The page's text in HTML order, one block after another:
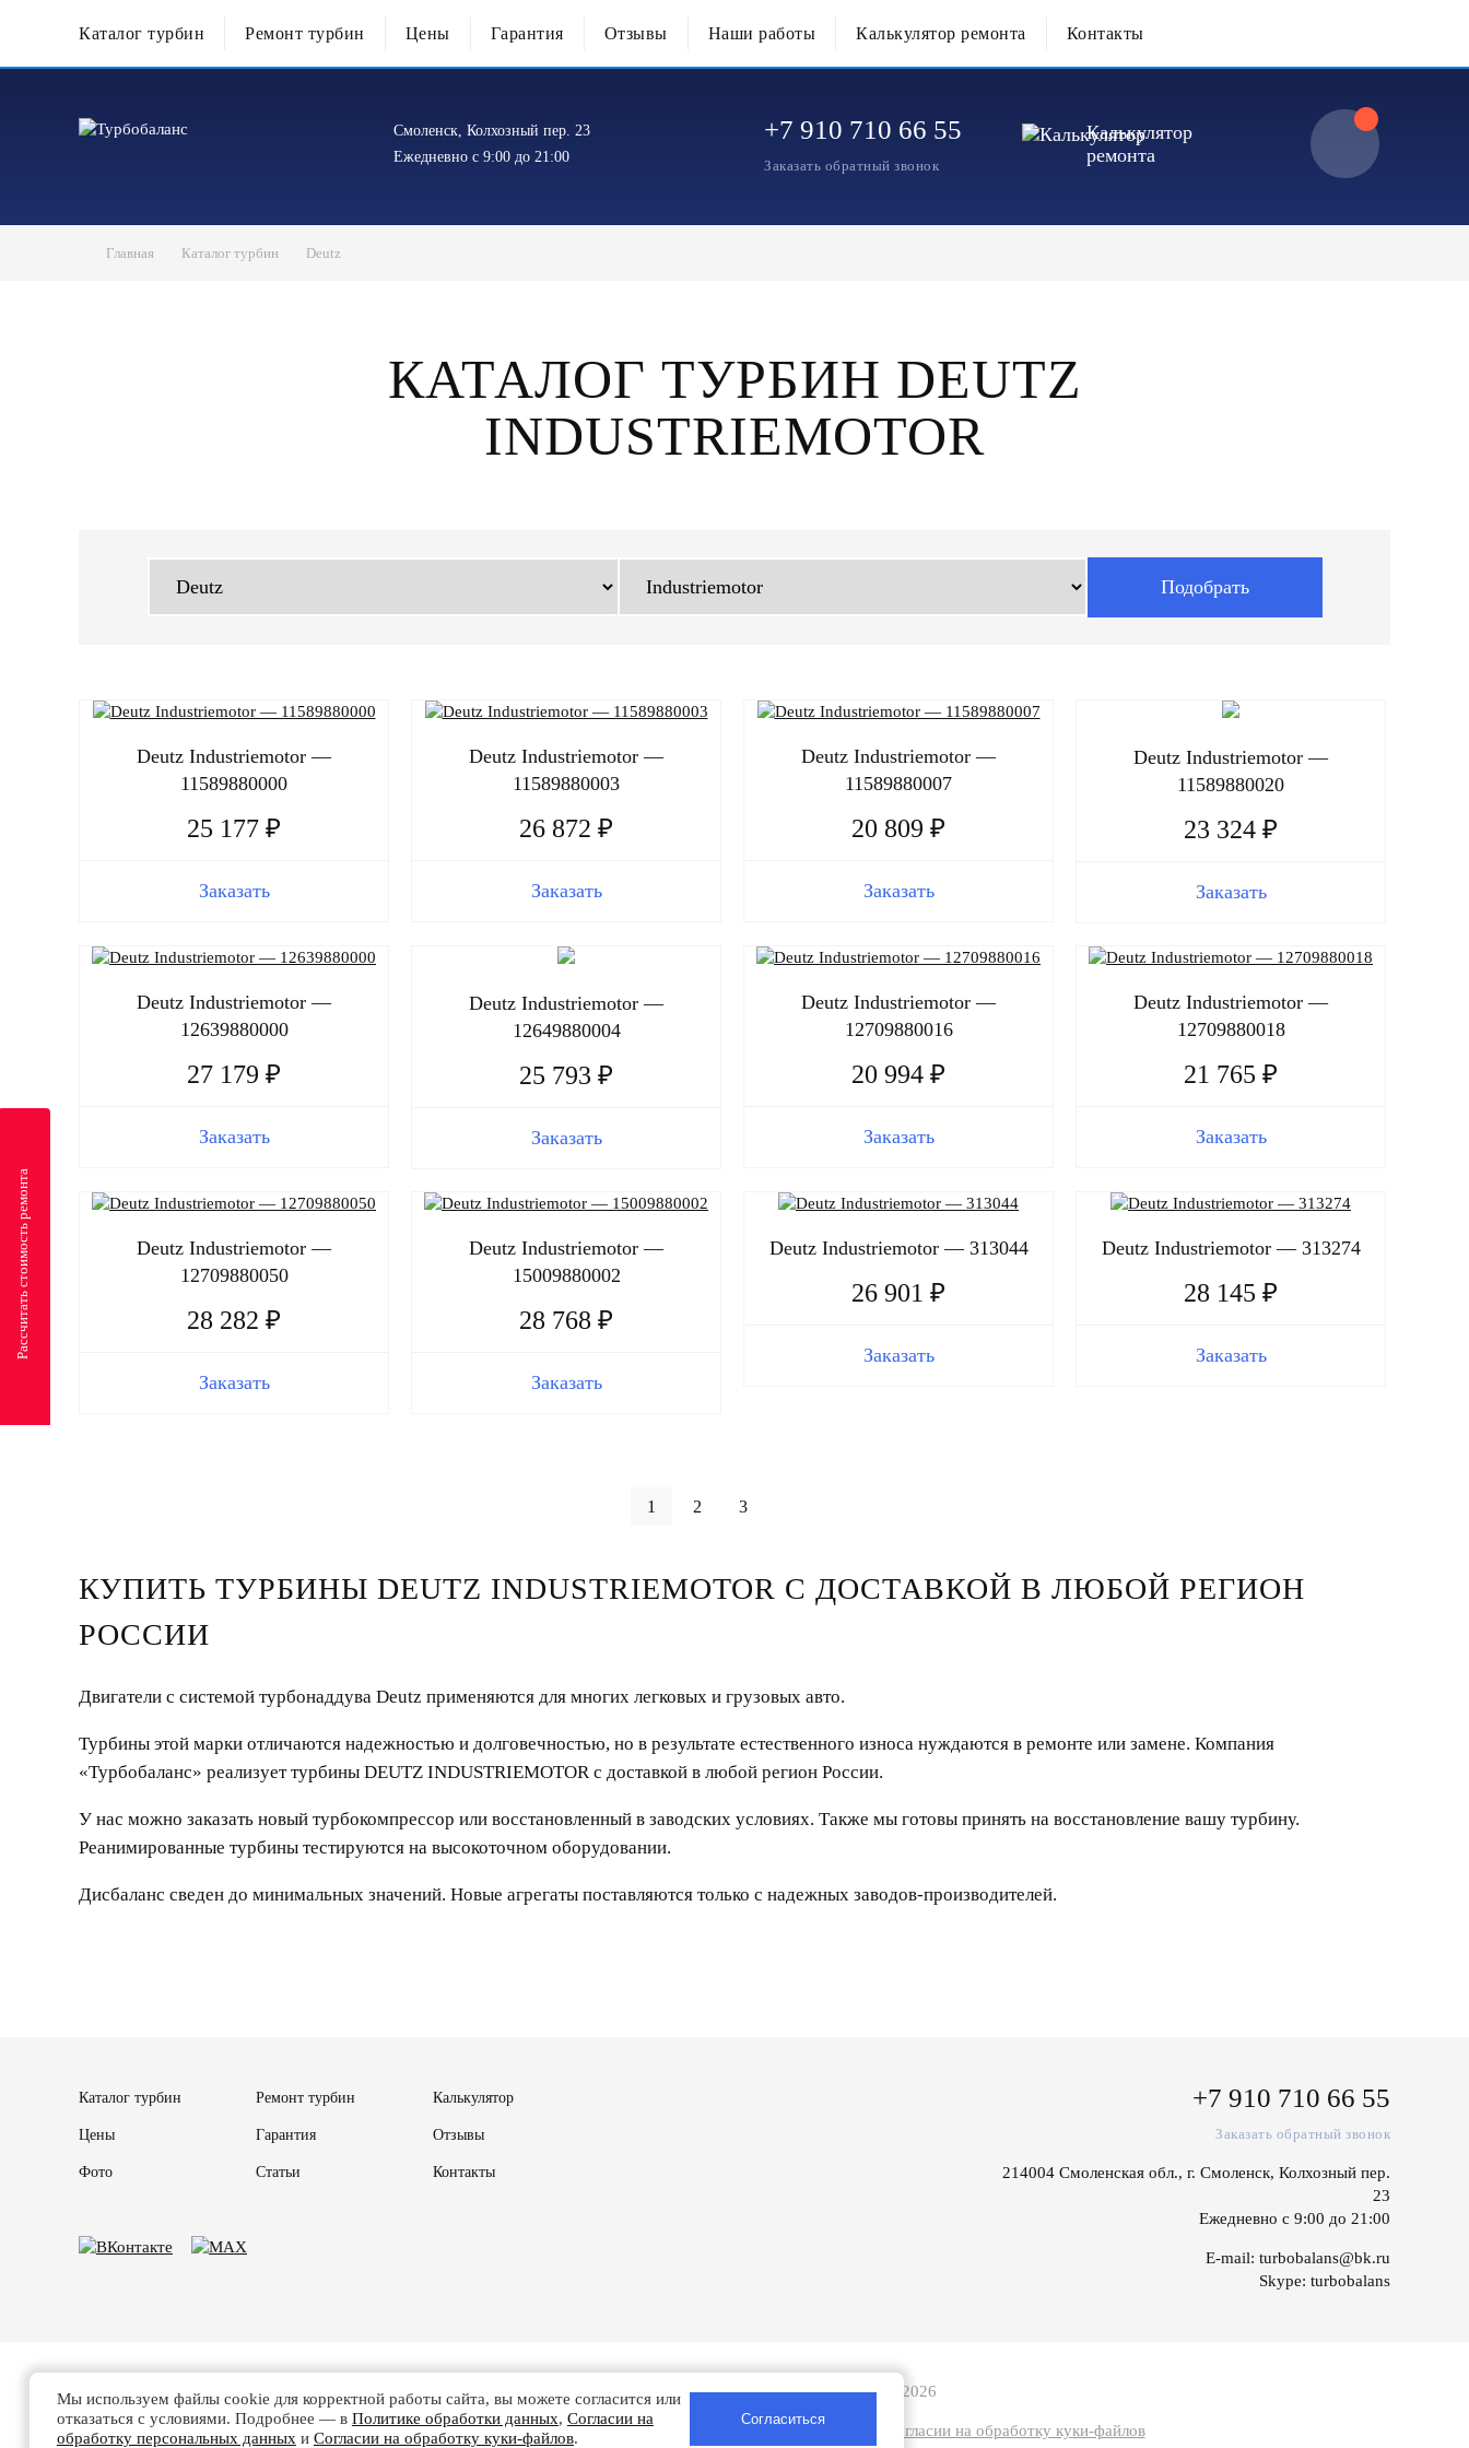
Каталог турбин Ремонт турбин Цены Гарантия Отзывы Наши работы Калькулятор ремонта Контакты
Смоленск, Колхозный пер. 23
Ежедневно с 9:00 до 21:00
+7 910 710 66 55
Заказать обратный звонок
Калькулятор
ремонта
Главная Каталог турбин Deutz
КАТАЛОГ ТУРБИН DEUTZ
INDUSTRIEMOTOR
Deutz Industriemotor —
11589880000
25 177 ₽
Заказать
Deutz Industriemotor —
11589880003
26 872 ₽
Заказать
Deutz Industriemotor —
11589880007
20 809 ₽
Заказать
Deutz Industriemotor —
11589880020
23 324 ₽
Заказать
Deutz Industriemotor —
12639880000
27 179 ₽
Заказать
Deutz Industriemotor —
12649880004
25 793 ₽
Заказать
Deutz Industriemotor —
12709880016
20 994 ₽
Заказать
Deutz Industriemotor —
12709880018
21 765 ₽
Заказать
Deutz Industriemotor —
12709880050
28 282 ₽
Заказать
Deutz Industriemotor —
15009880002
28 768 ₽
Заказать
Deutz Industriemotor — 313044
26 901 ₽
Заказать
Deutz Industriemotor — 313274
28 145 ₽
Заказать
1 2 3
КУПИТЬ ТУРБИНЫ DEUTZ INDUSTRIEMOTOR С ДОСТАВКОЙ В ЛЮБОЙ РЕГИОН
РОССИИ
Двигатели с системой турбонаддува Deutz применяются для многих легковых и грузовых авто.
Турбины этой марки отличаются надежностью и долговечностью, но в результате естественного износа нуждаются в ремонте или замене. Компания
«Турбобаланс» реализует турбины DEUTZ INDUSTRIEMOTOR с доставкой в любой регион России.
У нас можно заказать новый турбокомпрессор или восстановленный в заводских условиях. Также мы готовы принять на восстановление вашу турбину.
Реанимированные турбины тестируются на высокоточном оборудовании.
Дисбаланс сведен до минимальных значений. Новые агрегаты поставляются только с надежных заводов-производителей.
Каталог турбин Ремонт турбин Калькулятор
Цены Гарантия Отзывы
Фото Статьи Контакты
+7 910 710 66 55
Заказать обратный звонок
214004 Смоленская обл., г. Смоленск, Колхозный пер.
23
Ежедневно с 9:00 до 21:00
E-mail: turbobalans@bk.ru
Skype: turbobalans
Турбобаланс - Ремонт турбин в Смоленске | 2008-2026
Политике обработки данных|Согласии на обработку персональных данных Согласии на обработку куки-файлов
Мы используем файлы cookie для корректной работы сайта, вы можете согласится или
отказаться с условиями. Подробнее — в Политике обработки данных, Согласии на
обработку персональных данных и Согласии на обработку куки-файлов.
Рассчитать стоимость ремонта